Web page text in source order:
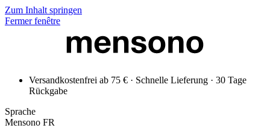
Zum Inhalt springen
Fermer fenêtre
Versandkostenfrei ab 75 € · Schnelle Lieferung · 30 Tage
Rückgabe
Sprache
Mensono FR